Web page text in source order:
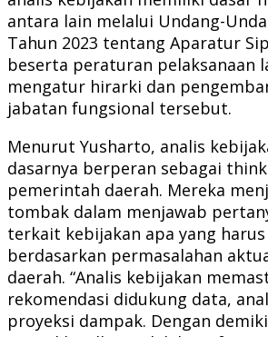
antara lain melalui Undang-
Tahun 2023 tentang Aparatur
beserta peraturan pelaksanaan
mengatur hirarki dan
jabatan fungsional tersebut.
Menurut Yusharto, analis
dasarnya berperan sebagai
pemerintah daerah. Mereka
tombak dalam menjawab
terkait kebijakan apa yang
berdasarkan permasalahan
daerah. “Analis kebijakan
rekomendasi didukung data,
proyeksi dampak. Dengan